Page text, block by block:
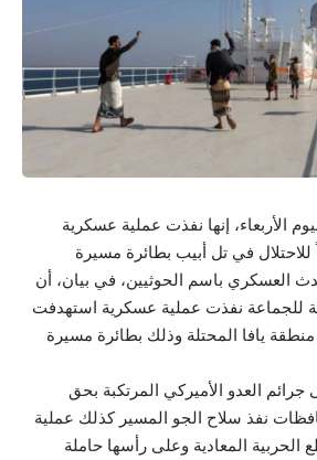
الأربعاء، إنها نفذت عملية عسكرية
في تل أبيب بطائرة مسيرة
العسكري باسم الحوثيين، في بيان، أن
للجماعة نفذت عملية عسكرية استهدفت
يافا المحتلة وذلك بطائرة مسيرة
العدو الأميركي المرتكبة بحق
نفذ سلاح الجو المسير كذلك عملية
المعادية وعلى رأسها حاملة